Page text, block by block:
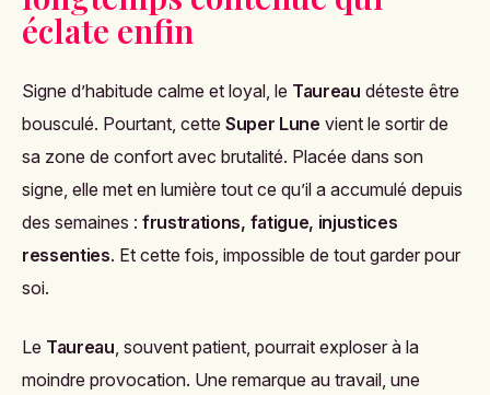
éclate enfin
Signe d’habitude calme et loyal, le Taureau déteste être
bousculé. Pourtant, cette Super Lune vient le sortir de
sa zone de confort avec brutalité. Placée dans son
signe, elle met en lumière tout ce qu’il a accumulé depuis
des semaines : frustrations, fatigue, injustices
ressenties. Et cette fois, impossible de tout garder pour
soi.
Le Taureau , souvent patient, pourrait exploser à la
moindre provocation. Une remarque au travail, une